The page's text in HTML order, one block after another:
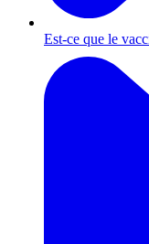
Est-ce que le